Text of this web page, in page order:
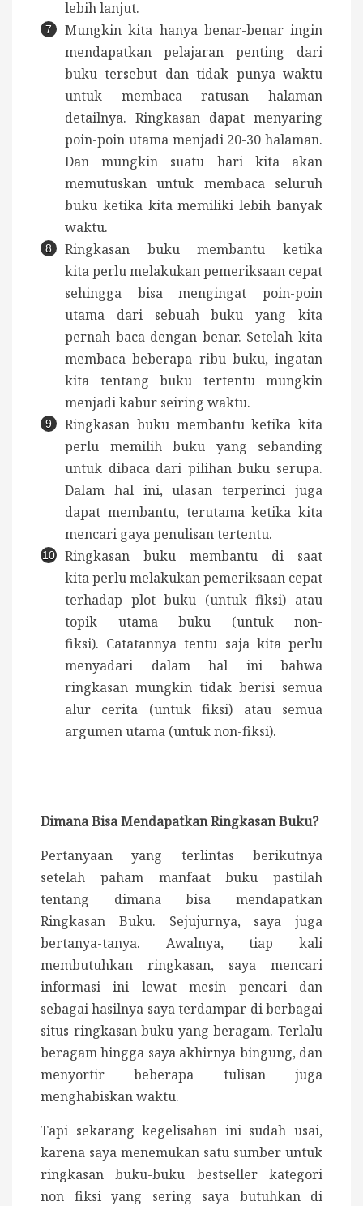
lebih lanjut.
Mungkin kita hanya benar-benar ingin
mendapatkan pelajaran penting dari
buku tersebut dan tidak punya waktu
untuk membaca ratusan halaman
detailnya. Ringkasan dapat menyaring
poin-poin utama menjadi 20-30 halaman.
Dan mungkin suatu hari kita akan
memutuskan untuk membaca seluruh
buku ketika kita memiliki lebih banyak
waktu.
Ringkasan buku membantu ketika
kita perlu melakukan pemeriksaan cepat
sehingga bisa mengingat poin-poin
utama dari sebuah buku yang kita
pernah baca dengan benar. Setelah kita
membaca beberapa ribu buku, ingatan
kita tentang buku tertentu mungkin
menjadi kabur seiring waktu.
Ringkasan buku membantu ketika kita
perlu memilih buku yang sebanding
untuk dibaca dari pilihan buku serupa.
Dalam hal ini, ulasan terperinci juga
dapat membantu, terutama ketika kita
mencari gaya penulisan tertentu.
Ringkasan buku membantu di saat
kita perlu melakukan pemeriksaan cepat
terhadap plot buku (untuk fiksi) atau
topik utama buku (untuk non-
fiksi). Catatannya tentu saja kita perlu
menyadari dalam hal ini bahwa
ringkasan mungkin tidak berisi semua
alur cerita (untuk fiksi) atau semua
argumen utama (untuk non-fiksi).
Dimana Bisa Mendapatkan Ringkasan Buku?
Pertanyaan yang terlintas berikutnya
setelah paham manfaat buku pastilah
tentang dimana bisa mendapatkan
Ringkasan Buku. Sejujurnya, saya juga
bertanya-tanya. Awalnya, tiap kali
membutuhkan ringkasan, saya mencari
informasi ini lewat mesin pencari dan
sebagai hasilnya saya terdampar di berbagai
situs ringkasan buku yang beragam. Terlalu
beragam hingga saya akhirnya bingung, dan
menyortir beberapa tulisan juga
menghabiskan waktu.
Tapi sekarang kegelisahan ini sudah usai,
karena saya menemukan satu sumber untuk
ringkasan buku-buku bestseller kategori
non fiksi yang sering saya butuhkan di